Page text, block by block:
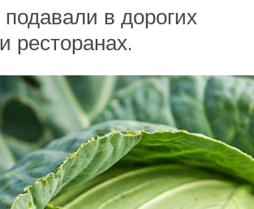
в дорогих
ресторанах.